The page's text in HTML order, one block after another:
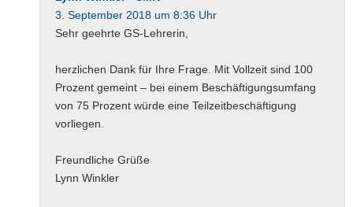
3. September 2018 um 8:36 Uhr
Sehr geehrte GS-Lehrerin,
herzlichen Dank für Ihre Frage. Mit Vollzeit sind 100
Prozent gemeint – bei einem Beschäftigungsumfang
von 75 Prozent würde eine Teilzeitbeschäftigung
vorliegen.
Freundliche Grüße
Lynn Winkler